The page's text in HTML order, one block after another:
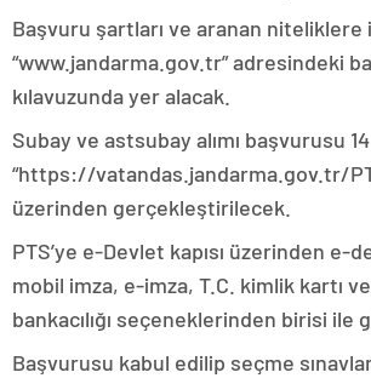
Başvuru şartları ve aranan
“www.jandarma.gov.tr” adresindeki
kılavuzunda yer alacak.
Subay ve astsubay alımı başvurusu
“https://vatandas.jandarma.gov.tr/
üzerinden gerçekleştirilecek.
PTS’ye e-Devlet kapısı üzerinden e-
mobil imza, e-imza, T.C. kimlik kartı
bankacılığı seçeneklerinden birisi ile
Başvurusu kabul edilip seçme